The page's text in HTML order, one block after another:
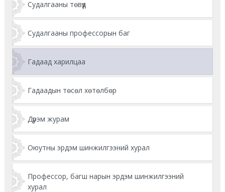
Судалгааны төвүүд
Судалгааны профессорын баг
Гадаад харилцаа
Гадаадын төсөл хөтөлбөр
Дүрэм журам
Оюутны эрдэм шинжилгээний хурал
Профессор, багш нарын эрдэм шинжилгээний
хурал